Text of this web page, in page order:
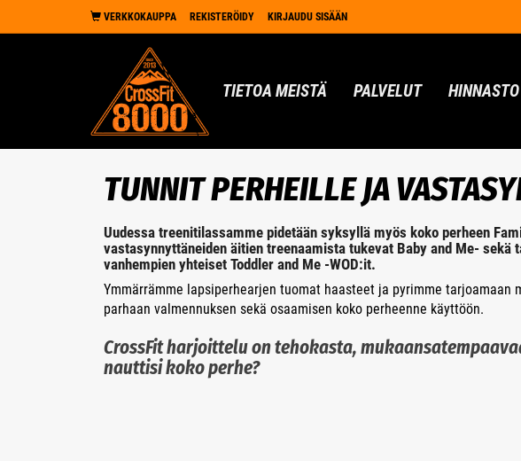
VERKKOKAUPPA REKISTERÖIDY KIRJAUDU SISÄÄN
TIETOA MEISTÄ PALVELUT HINNASTO
TUNNIT PERHEILLE JA
Uudessa treenitilassamme pidetään syksyllä myös koko perheen
vastasynnyttäneiden äitien treenaamista tukevat Baby and Me- sekä
vanhempien yhteiset Toddler and Me -WOD:it.
Ymmärrämme lapsiperhearjen tuomat haasteet ja pyrimme tarjoamaan
parhaan valmennuksen sekä osaamisen koko perheenne käyttöön.
CrossFit harjoittelu on tehokasta,
nauttisi koko perhe?